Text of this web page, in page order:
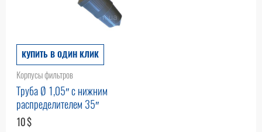
КУПИТЬ В ОДИН КЛИК
Корпусы фильтров
Труба Ø 1,05″ с нижним
распределителем 35″
10$